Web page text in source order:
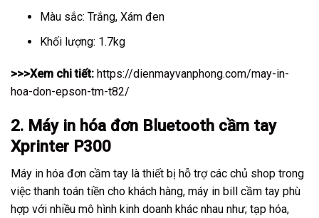
Màu sắc: Trắng, Xám đen
Khối lượng: 1.7kg
>>>Xem chi tiết: https://dienmayvanphong.com/may-in-
hoa-don-epson-tm-t82/
2. Máy in hóa đơn Bluetooth cầm tay
Xprinter P300
Máy in hóa đơn cầm tay là thiết bị hỗ trợ các chủ shop trong
việc thanh toán tiền cho khách hàng, máy in bill cầm tay phù
hợp với nhiều mô hình kinh doanh khác nhau như; tạp hóa,